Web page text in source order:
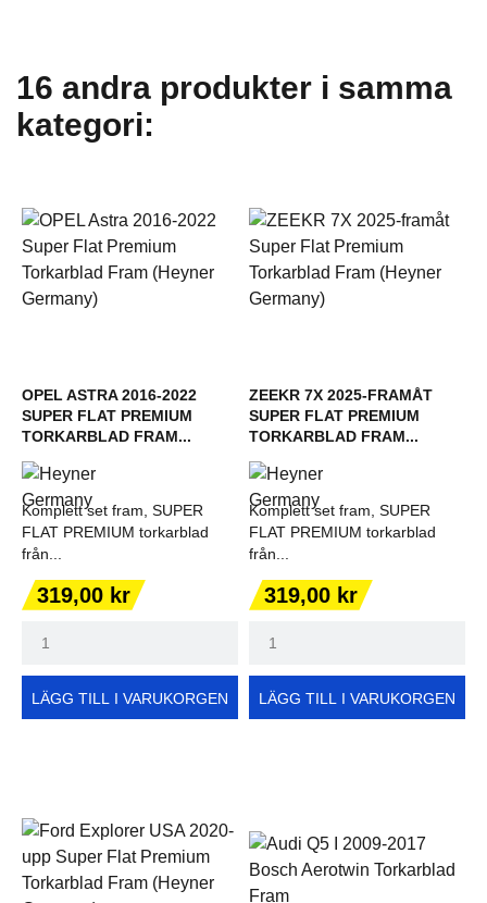
16 andra produkter i samma
kategori:
OPEL ASTRA 2016-2022
SUPER FLAT PREMIUM
TORKARBLAD FRAM...
Komplett set fram, SUPER
FLAT PREMIUM torkarblad
från...
Pris
319,00 kr
LÄGG TILL I VARUKORGEN
ZEEKR 7X 2025-FRAMÅT
SUPER FLAT PREMIUM
TORKARBLAD FRAM...
Komplett set fram, SUPER
FLAT PREMIUM torkarblad
från...
Pris
319,00 kr
LÄGG TILL I VARUKORGEN